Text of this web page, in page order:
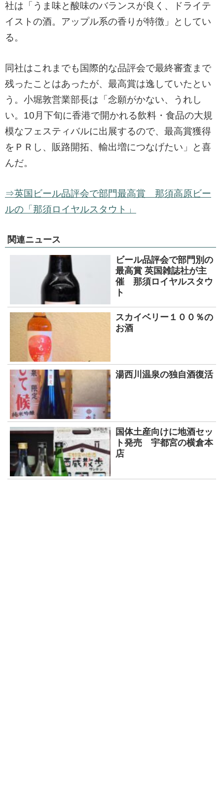
社は「うま味と酸味のバランスが良く、ドライテ
イストの酒。アップル系の香りが特徴」としてい
る。
同社はこれまでも国際的な品評会で最終審査まで
残ったことはあったが、最高賞は逸していたとい
う。小堀敦営業部長は「念願がかない、うれし
い。10月下旬に香港で開かれる飲料・食品の大規
模なフェスティバルに出展するので、最高賞獲得
をＰＲし、販路開拓、輸出増につなげたい」と喜
んだ。
⇒英国ビール品評会で部門最高賞 那須高原ビー
ルの「那須ロイヤルスタウト」
関連ニュース
ビール品評会で部門別の
最高賞 英国雑誌社が主
催 那須ロイヤルスタウ
ト
スカイベリー１００％の
お酒
湯西川温泉の独自酒復活
国体土産向けに地酒セッ
ト発売 宇都宮の横倉本
店